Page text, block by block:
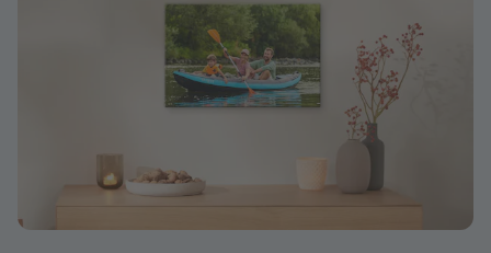
garantiert. Deine Fotoleinwand wird auf einen ca. 2 cm
hohen Keilrahmen gespannt, wodurch am Rand ca. 3
cm deines Fotos umgeschlagen werden – behalte das
bei der Gestaltung im Hinterkopf. Bei Bedarf kannst du
deine Leinwand auch mit wenigen Handgriffen